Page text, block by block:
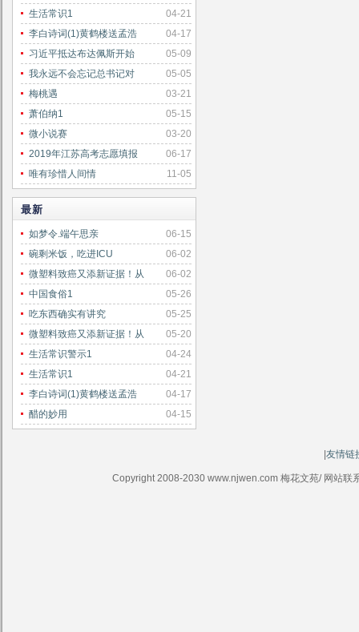
04-21
生活常识1
04-17
李白诗词(1)黄鹤楼送孟浩
05-09
习近平抵达布达佩斯开始
05-05
我永远不会忘记总书记对
03-21
梅桃遇
05-15
萧伯纳1
03-20
微小说赛
06-17
2019年江苏高考志愿填报
11-05
唯有珍惜人间情
最新
06-15
如梦令.端午思亲
06-02
碗剩米饭，吃进ICU
06-02
微塑料致癌又添新证据！从
05-26
中国食俗1
05-25
吃东西确实有讲究
05-20
微塑料致癌又添新证据！从
04-24
生活常识警示1
04-21
生活常识1
04-17
李白诗词(1)黄鹤楼送孟浩
04-15
醋的妙用
|友情链
Copyright 2008-2030 www.njwen.com 梅花文苑/ 网站